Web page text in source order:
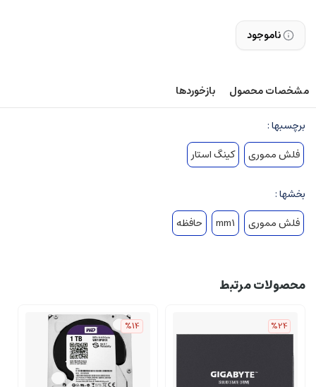
ناموجود
مشخصات محصول بازخوردها
برچسبها :
فلش مموری
کینگ استار
بخشها :
فلش مموری
mm1 حافظه
محصولات مرتبط
%24
%14